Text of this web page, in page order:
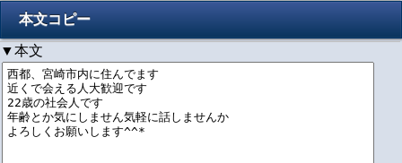
本文コピー
▼本文